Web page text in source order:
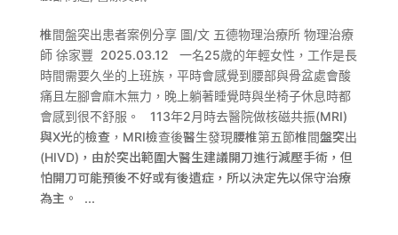
椎間盤突出患者案例分享 圖/文 五德物理治療所 物理治療
師 徐家豐 2025.03.12 一名25歲的年輕女性，工作是長
時間需要久坐的上班族，平時會感覺到腰部與骨盆處會酸
痛且左腳會麻木無力，晚上躺著睡覺時與坐椅子休息時都
會感到很不舒服。 113年2月時去醫院做核磁共振(MRI)
與X光的檢查，MRI檢查後醫生發現腰椎第五節椎間盤突出
(HIVD)，由於突出範圍大醫生建議開刀進行減壓手術，但
怕開刀可能預後不好或有後遺症，所以決定先以保守治療
為主。 ...